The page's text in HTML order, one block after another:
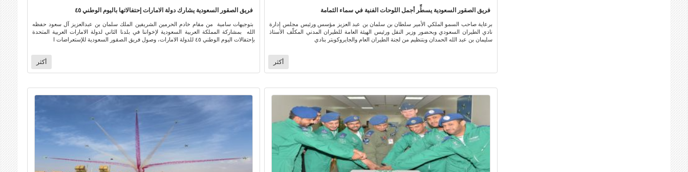
فريق الصقور السعودية يسطِّر أجمل اللوحات الفنية في سماء الثمامة
برعاية صاحب السمو الملكي الأمير سلطان بن سلمان بن عبد العزيز مؤسس ورئيس مجلس إدارة
نادي الطيران السعودي وبحضور وزير النقل ورئيس الهيئة العامة للطيران المدني المكلّف الأستاذ
سليمان بن عبد الله الحمدان وبتنظيم من لجنة الطيران العام والجايروكوبتر بنادي
أكثر
فريق الصقور السعودية يشارك دولة الامارات إحتفالاتها باليوم الوطني ٤٥
بتوجيهات سامية من مقام خادم الحرمين الشريفين الملك سلمان بن عبدالعزيز آل سعود حفظه
الله بمشاركة المملكة العربية السعودية لإخواننا في بلدنا الثاني لدولة الامارات العربية المتحدة
بإحتفالات اليوم الوطني ٤٥ للدولة الامارات، وصول فريق الصقور السعودية للإستعراضات ا
أكثر